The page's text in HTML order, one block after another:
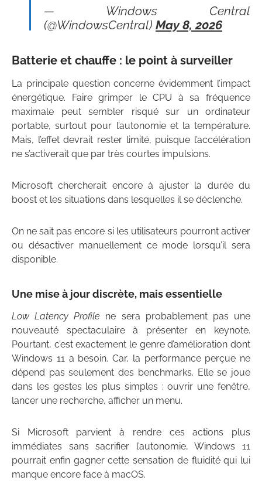
— Windows Central
(@WindowsCentral) May 8, 2026
Batterie et chauffe : le point à surveiller
La principale question concerne évidemment l’impact
énergétique. Faire grimper le CPU à sa fréquence
maximale peut sembler risqué sur un ordinateur
portable, surtout pour l’autonomie et la température.
Mais, l’effet devrait rester limité, puisque l’accélération
ne s’activerait que par très courtes impulsions.
Microsoft chercherait encore à ajuster la durée du
boost et les situations dans lesquelles il se déclenche.
On ne sait pas encore si les utilisateurs pourront activer
ou désactiver manuellement ce mode lorsqu’il sera
disponible.
Une mise à jour discrète, mais essentielle
Low Latency Profile ne sera probablement pas une
nouveauté spectaculaire à présenter en keynote.
Pourtant, c’est exactement le genre d’amélioration dont
Windows 11 a besoin. Car, la performance perçue ne
dépend pas seulement des benchmarks. Elle se joue
dans les gestes les plus simples : ouvrir une fenêtre,
lancer une recherche, afficher un menu.
Si Microsoft parvient à rendre ces actions plus
immédiates sans sacrifier l’autonomie, Windows 11
pourrait enfin gagner cette sensation de fluidité qui lui
manque encore face à macOS.